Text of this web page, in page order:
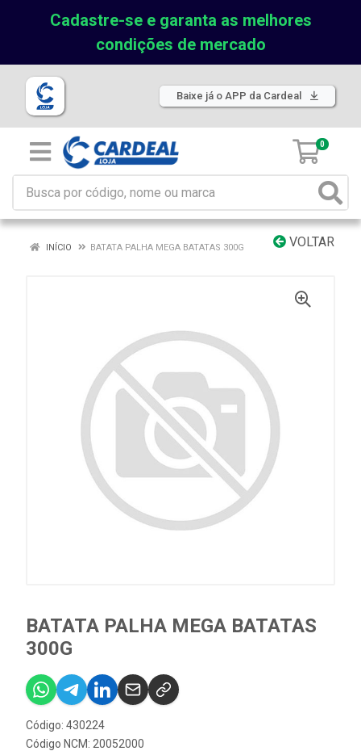
Cadastre-se e garanta as melhores
condições de mercado
Baixe já o APP da Cardeal
0
VOLTAR
INÍCIO BATATA PALHA MEGA BATATAS 300G
BATATA PALHA MEGA BATATAS
300G
Código: 430224
Código NCM: 20052000